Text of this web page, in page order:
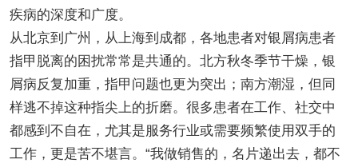
疾病的深度和广度。
从北京到广州，从上海到成都，各地患者对银屑病患者
指甲脱离的困扰常常是共通的。北方秋冬季节干燥，银
屑病反复加重，指甲问题也更为突出；南方潮湿，但同
样逃不掉这种指尖上的折磨。很多患者在工作、社交中
都感到不自在，尤其是服务行业或需要频繁使用双手的
工作，更是苦不堪言。“我做销售的，名片递出去，都不